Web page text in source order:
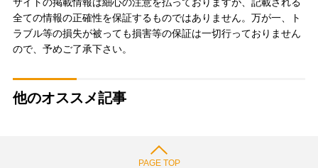
全ての情報の正確性を保証するものではありません。万が一、ト
ラブル等の損失が被っても損害等の保証は一切行っておりません
ので、予めご了承下さい。
他のオススメ記事
PAGE TOP